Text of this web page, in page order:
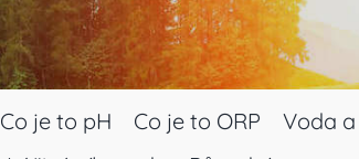
Co je to pH Co je to ORP Voda